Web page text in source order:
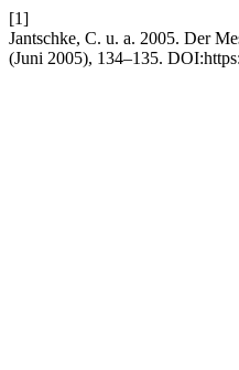
[1]
Jantschke, C. u. a. 2005. Der
(Juni 2005), 134–135.